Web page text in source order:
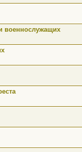
военнослужащих